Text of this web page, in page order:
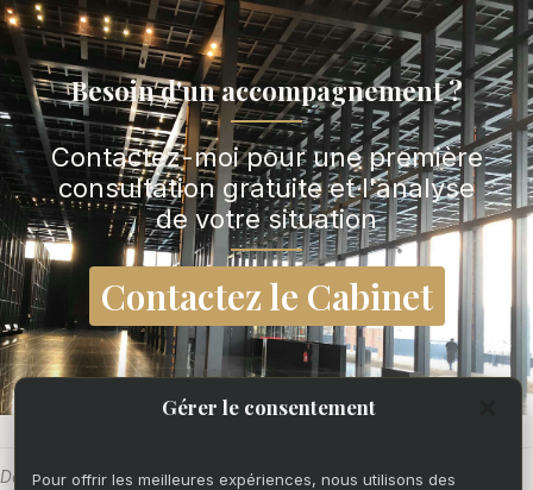
Gérer le consentement
Pour offrir les meilleures expériences, nous utilisons des
Besoin d'un accompagnement ?
Contactez-moi pour une première
consultation gratuite et l'analyse
de votre situation
Contactez le Cabinet
Dernière mise à jour : 10 avril 2026